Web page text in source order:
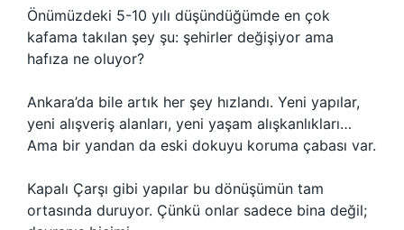
Önümüzdeki 5-10 yılı düşündüğümde en çok
kafama takılan şey şu: şehirler değişiyor ama
hafıza ne oluyor?
Ankara’da bile artık her şey hızlandı. Yeni yapılar,
yeni alışveriş alanları, yeni yaşam alışkanlıkları…
Ama bir yandan da eski dokuyu koruma çabası var.
Kapalı Çarşı gibi yapılar bu dönüşümün tam
ortasında duruyor. Çünkü onlar sadece bina değil;